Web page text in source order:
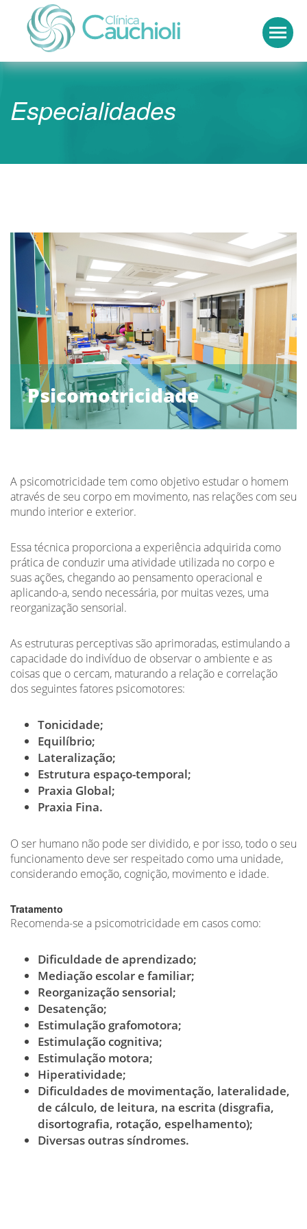
Clínica Cauchioli
Especialidades
Psicomotricidade
A psicomotricidade tem como objetivo estudar o homem
através de seu corpo em movimento, nas relações com seu
mundo interior e exterior.
Essa técnica proporciona a experiência adquirida como
prática de conduzir uma atividade utilizada no corpo e
suas ações, chegando ao pensamento operacional e
aplicando-a, sendo necessária, por muitas vezes, uma
reorganização sensorial.
As estruturas perceptivas são aprimoradas, estimulando a
capacidade do indivíduo de observar o ambiente e as
coisas que o cercam, maturando a relação e correlação
dos seguintes fatores psicomotores:
Tonicidade;
Equilíbrio;
Lateralização;
Estrutura espaço-temporal;
Praxia Global;
Praxia Fina.
O ser humano não pode ser dividido, e por isso, todo o seu
funcionamento deve ser respeitado como uma unidade,
considerando emoção, cognição, movimento e idade.
Tratamento
Recomenda-se a psicomotricidade em casos como:
Dificuldade de aprendizado;
Mediação escolar e familiar;
Reorganização sensorial;
Desatenção;
Estimulação grafomotora;
Estimulação cognitiva;
Estimulação motora;
Hiperatividade;
Dificuldades de movimentação, lateralidade,
de cálculo, de leitura, na escrita (disgrafia,
disortografia, rotação, espelhamento);
Diversas outras síndromes.